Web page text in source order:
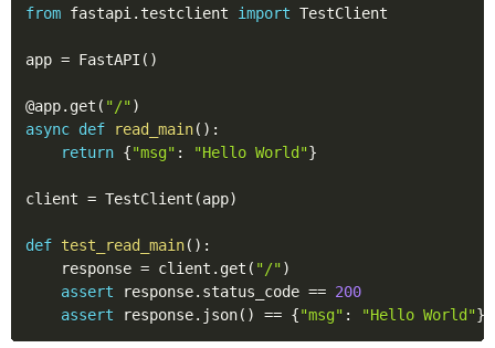
from fastapi .testclient import TestClient
app = FastAPI ( )
@app. get ( "/")
async def read_main( ) :
return {"msg" : "Hello World"}
client = TestClient (app)
def test_read_main( ) :
    response
= client . get ( "/")
assert response. status_code == 200
assert response. json( ) == {"msg" : "Hello World"}